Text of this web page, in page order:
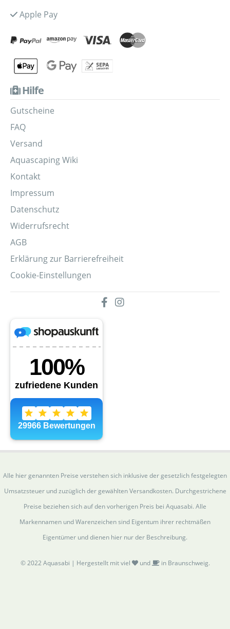
Apple Pay
Hilfe
Gutscheine
FAQ
Versand
Aquascaping Wiki
Kontakt
Impressum
Datenschutz
Widerrufsrecht
AGB
Erklärung zur Barrierefreiheit
Cookie-Einstellungen
Alle hier genannten Preise verstehen sich inklusive der gesetzlich festgelegten
Umsatzsteuer und zuzüglich der gewählten Versandkosten. Durchgestrichene
Preise beziehen sich auf den vorherigen Preis bei Aquasabi. Alle
Markennamen und Warenzeichen sind Eigentum ihrer rechtmäßen
Eigentümer und dienen hier nur der Beschreibung.
© 2022 Aquasabi | Hergestellt mit viel und in Braunschweig.